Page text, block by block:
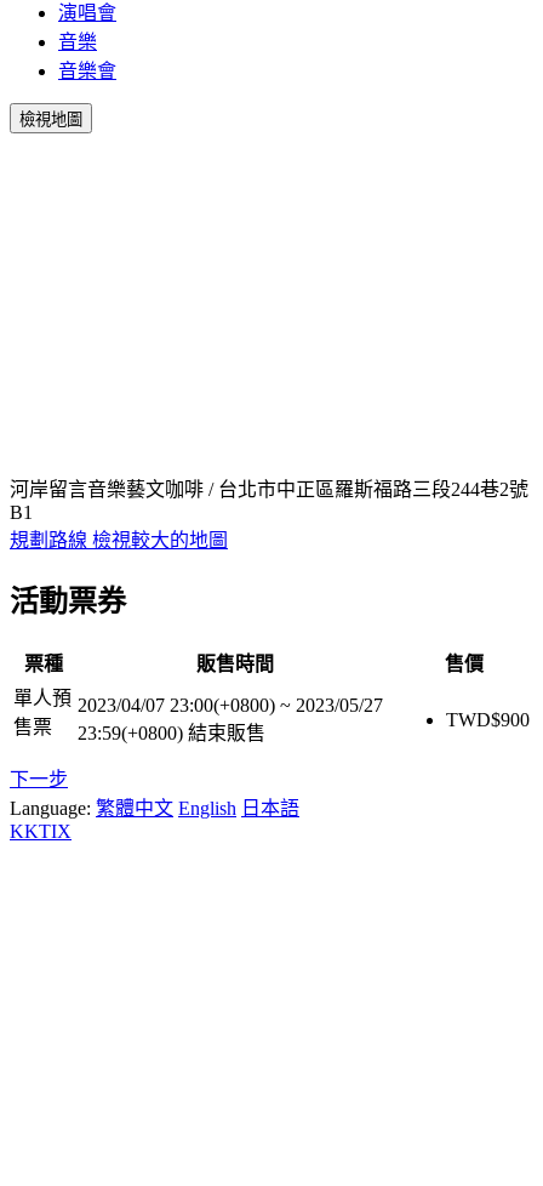
演唱會
音樂
音樂會
檢視地圖
河岸留言音樂藝文咖啡 / 台北市中正區羅斯福路三段244巷2號
B1
規劃路線 檢視較大的地圖
活動票券
票種 販售時間
售價
單人預
售票
2023/04/07 23:00(+0800) ~ 2023/05/27
23:59(+0800) 結束販售
TWD$900
下一步
Language: 繁體中文 English 日本語
KKTIX